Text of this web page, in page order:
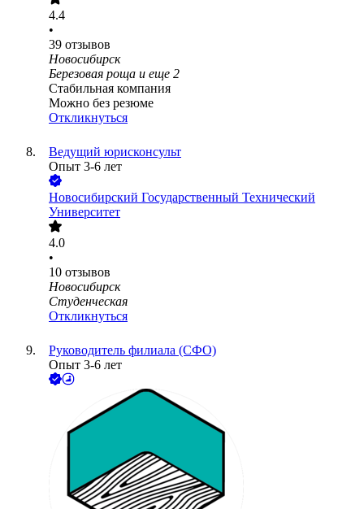
4.4
•
39 отзывов
Новосибирск
Березовая роща и еще 2
Стабильная компания
Можно без резюме
Откликнуться
Ведущий юрисконсульт
Опыт 3-6 лет
Новосибирский Государственный Технический
Университет
4.0
•
10 отзывов
Новосибирск
Студенческая
Откликнуться
Руководитель филиала (СФО)
Опыт 3-6 лет